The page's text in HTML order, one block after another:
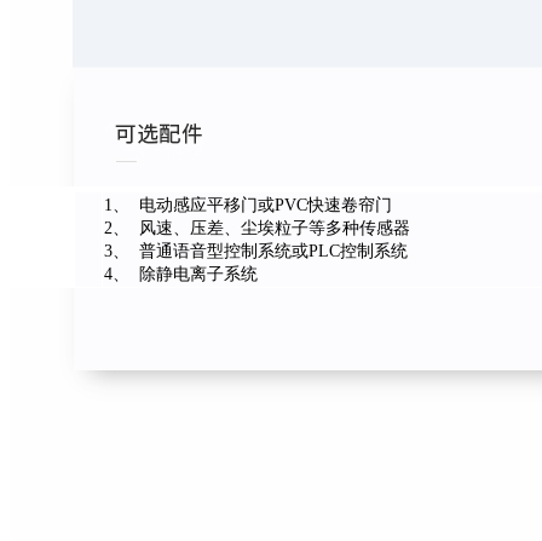
1、 电动感应平移门或PVC快速卷帘门
2、 风速、压差、尘埃粒子等多种传感器
3、 普通语音型控制系统或PLC控制系统
4、 除静电离子系统